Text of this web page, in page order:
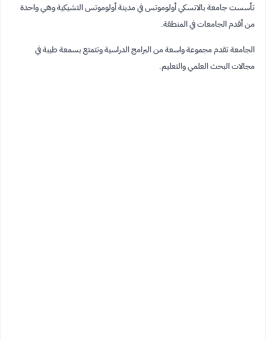
تأسست جامعة بالاتسكي أولوموتس في مدينة أولوموتس التشيكية وهي واحدة
من أقدم الجامعات في المنطقة.
الجامعة تقدم مجموعة واسعة من البرامج الدراسية وتتمتع بسمعة طيبة في
مجالات البحث العلمي والتعليم.